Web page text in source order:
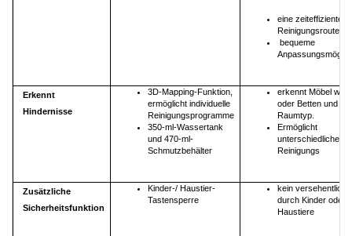
eine zeiteffizientere
Reinigungsroute
bequeme
Erkennt
Hindernisse
3D-Mapping-Funktion,
ermöglicht individuelle
Reinigungsprogramme
350-ml-Wassertank
und 470-ml-
Schmutzbehälter
erkennt Möbel wie
oder Betten und
Raumtyp.
Ermöglicht
unterschiedliche
Reinigungs
Zusätzliche
Sicherheitsfunktion
Kinder-/ Haustier-
Tastensperre
kein
durch Kinder oder
Haustiere